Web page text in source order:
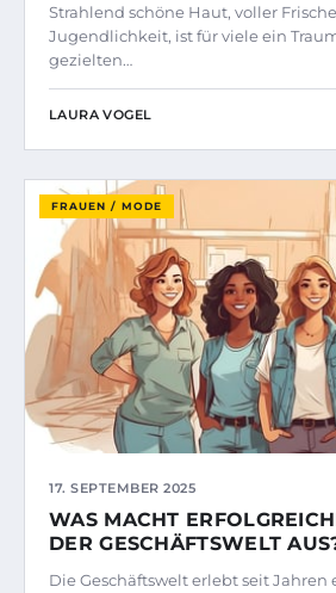
Strahlend schöne Haut, voller
Jugendlichkeit, ist für viele ein
gezielten…
LAURA VOGEL
FRAUEN / MODE
17. SEPTEMBER 2025
WAS MACHT
DER GESCHÄFTSWELT
Die Geschäftswelt erlebt seit Jahren